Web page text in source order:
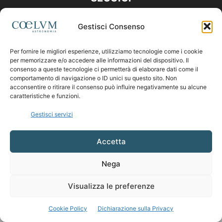
Gestisci Consenso
Per fornire le migliori esperienze, utilizziamo tecnologie come i cookie
per memorizzare e/o accedere alle informazioni del dispositivo. Il
consenso a queste tecnologie ci permetterà di elaborare dati come il
comportamento di navigazione o ID unici su questo sito. Non
acconsentire o ritirare il consenso può influire negativamente su alcune
caratteristiche e funzioni.
Gestisci servizi
Accetta
Nega
Visualizza le preferenze
Cookie Policy Dichiarazione sulla Privacy